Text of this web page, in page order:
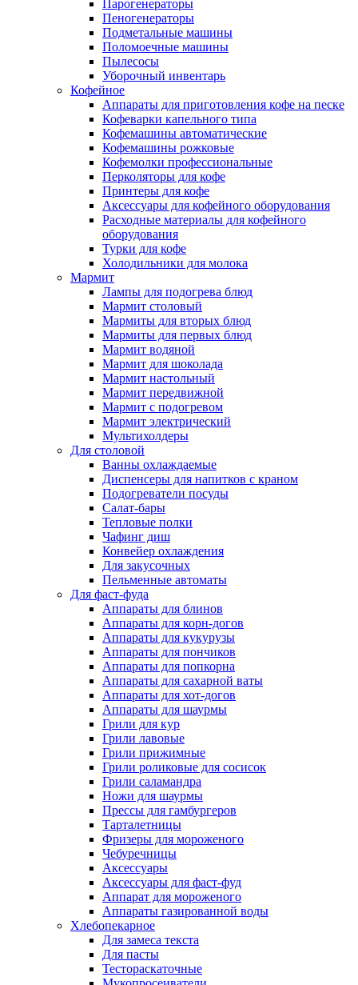
Парогенераторы
Пеногенераторы
Подметальные машины
Поломоечные машины
Пылесосы
Уборочный инвентарь
Кофейное
Аппараты для приготовления кофе на песке
Кофеварки капельного типа
Кофемашины автоматические
Кофемашины рожковые
Кофемолки профессиональные
Перколяторы для кофе
Принтеры для кофе
Аксессуары для кофейного оборудования
Расходные материалы для кофейного
оборудования
Турки для кофе
Холодильники для молока
Мармит
Лампы для подогрева блюд
Мармит столовый
Мармиты для вторых блюд
Мармиты для первых блюд
Мармит водяной
Мармит для шоколада
Мармит настольный
Мармит передвижной
Мармит с подогревом
Мармит электрический
Мультихолдеры
Для столовой
Ванны охлаждаемые
Диспенсеры для напитков с краном
Подогреватели посуды
Салат-бары
Тепловые полки
Чафинг диш
Конвейер охлаждения
Для закусочных
Пельменные автоматы
Для фаст-фуда
Аппараты для блинов
Аппараты для корн-догов
Аппараты для кукурузы
Аппараты для пончиков
Аппараты для попкорна
Аппараты для сахарной ваты
Аппараты для хот-догов
Аппараты для шаурмы
Грили для кур
Грили лавовые
Грили прижимные
Грили роликовые для сосисок
Грили саламандра
Ножи для шаурмы
Прессы для гамбургеров
Тарталетницы
Фризеры для мороженого
Чебуречницы
Аксессуары
Аксессуары для фаст-фуд
Аппарат для мороженого
Аппараты газированной воды
Хлебопекарное
Для замеса текста
Для пасты
Тестораскаточные